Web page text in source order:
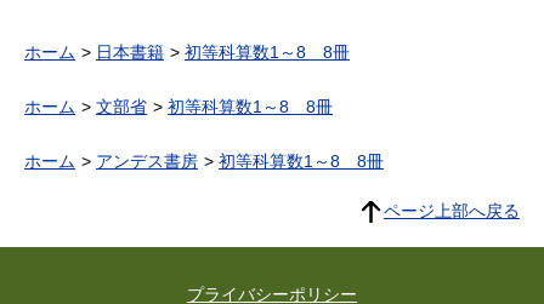
ホーム 日本書籍 初等科算数1～8 8冊
ホーム 文部省 初等科算数1～8 8冊
ホーム アンデス書房 初等科算数1～8 8冊
ページ上部へ戻る
プライバシーポリシー